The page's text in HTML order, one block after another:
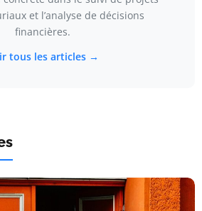
et l’analyse de décisions
financières.
tous les articles →